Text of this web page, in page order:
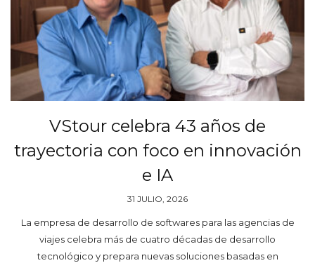
VStour celebra 43 años de
trayectoria con foco en innovación
e IA
31 JULIO, 2026
La empresa de desarrollo de softwares para las agencias de
viajes celebra más de cuatro décadas de desarrollo
tecnológico y prepara nuevas soluciones basadas en